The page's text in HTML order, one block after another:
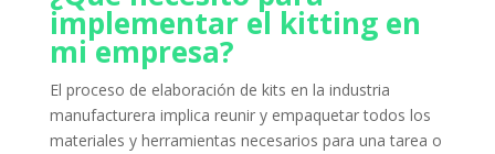
implementar el kitting en
mi empresa?
El proceso de elaboración de kits en la industria
manufacturera implica reunir y empaquetar todos los
materiales y herramientas necesarios para una tarea o